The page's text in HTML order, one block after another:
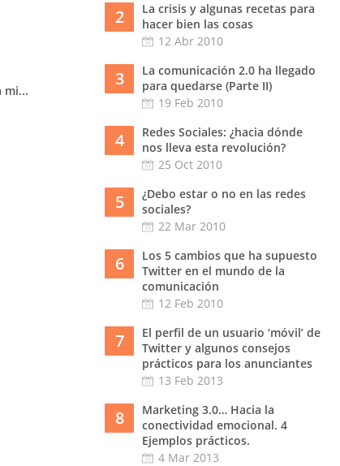
mi...
2
La crisis y algunas recetas para
hacer bien las cosas
12 Abr 2010
3
La comunicación 2.0 ha llegado
para quedarse (Parte II)
19 Feb 2010
4
Redes Sociales: ¿hacia dónde
nos lleva esta revolución?
25 Oct 2010
5
¿Debo estar o no en las redes
sociales?
22 Mar 2010
6
Los 5 cambios que ha supuesto
Twitter en el mundo de la
comunicación
12 Feb 2010
7
El perfil de un usuario ‘móvil’ de
Twitter y algunos consejos
prácticos para los anunciantes
13 Feb 2013
8
Marketing 3.0… Hacia la
conectividad emocional. 4
Ejemplos prácticos.
4 Mar 2013